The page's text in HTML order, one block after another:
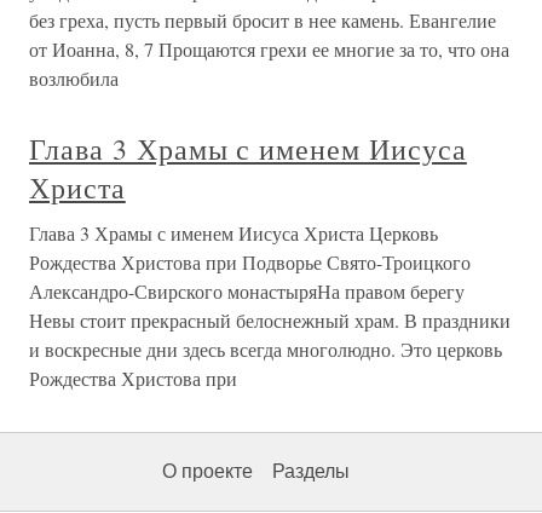
без греха, пусть первый бросит в нее камень. Евангелие
от Иоанна, 8, 7 Прощаются грехи ее многие за то, что она
возлюбила
Глава 3 Храмы с именем Иисуса
Христа
Глава 3 Храмы с именем Иисуса Христа Церковь
Рождества Христова при Подворье Свято-Троицкого
Александро-Свирского монастыряНа правом берегу
Невы стоит прекрасный белоснежный храм. В праздники
и воскресные дни здесь всегда многолюдно. Это церковь
Рождества Христова при
О проекте Разделы